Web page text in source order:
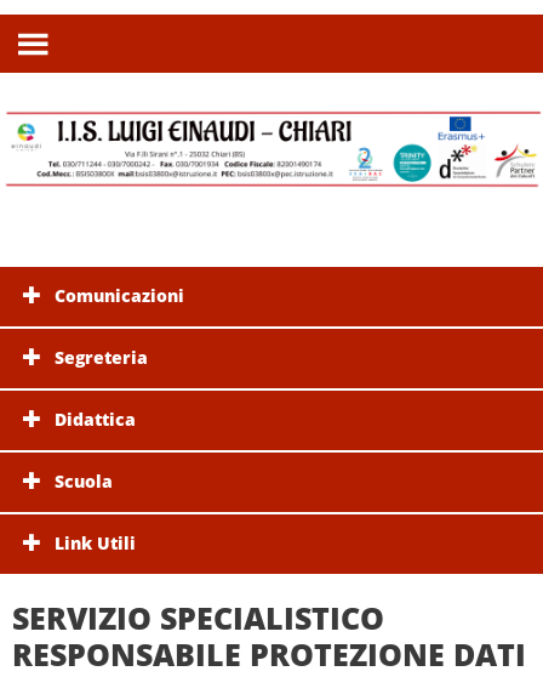
Comunicazioni
Segreteria
Didattica
Scuola
Link Utili
SERVIZIO SPECIALISTICO
RESPONSABILE PROTEZIONE DATI